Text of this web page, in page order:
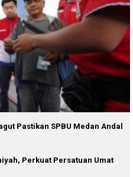
Pastikan SPBU Medan Andal
Perkuat Persatuan Umat